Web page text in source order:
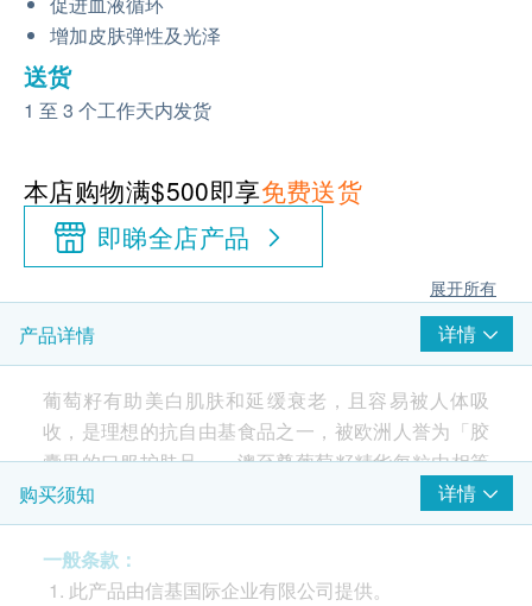
增加皮肤弹性及光泽
送货
1 至 3 个工作天内发货
本店购物满$500即享免费送货
即睇全店产品
展开所有
产品详情 详情
葡萄籽有助美白肌肤和延缓衰老，且容易被人体吸
收，是理想的抗自由基食品之一，被欧洲人誉为「胶
囊里的口服护肤品」。澳至尊葡萄籽精华每粒由相等
于24000毫克澳洲红葡萄籽制成，含95%低聚前花青
素(OPCs)，能减少黑色素沉积，保护皮肤免受自由基
伤
购买须知 详情
一般条款：
此产品由信基国际企业有限公司提供。